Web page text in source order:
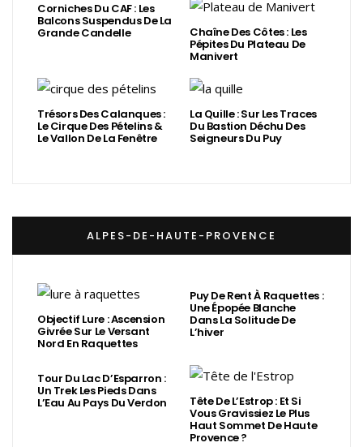
Corniches Du CAF : Les
Balcons Suspendus De La
Grande Candelle Chaîne Des Côtes : Les
Pépites Du Plateau De
Manivert
Trésors Des Calanques :
Le Cirque Des Pételins &
Le Vallon De La Fenêtre
La Quille : Sur Les Traces
Du Bastion Déchu Des
Seigneurs Du Puy
ALPES-DE-HAUTE-PROVENCE
Objectif Lure : Ascension
Givrée Sur Le Versant
Nord En Raquettes
Puy De Rent À Raquettes :
Une Épopée Blanche
Dans La Solitude De
L’hiver
Tour Du Lac D’Esparron :
Un Trek Les Pieds Dans
L’Eau Au Pays Du Verdon Tête De L’Estrop : Et Si
Vous Gravissiez Le Plus
Haut Sommet De Haute
Provence ?